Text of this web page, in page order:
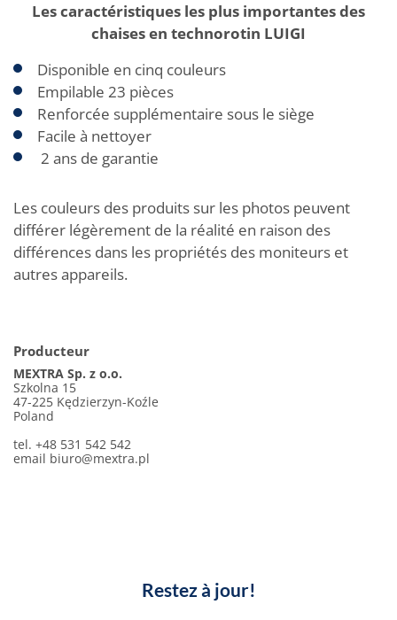
Les caractéristiques les plus importantes des
chaises en technorotin LUIGI
Disponible en cinq couleurs
Empilable 23 pièces
Renforcée supplémentaire sous le siège
Facile à nettoyer
2 ans de garantie
Les couleurs des produits sur les photos peuvent
différer légèrement de la réalité en raison des
différences dans les propriétés des moniteurs et
autres appareils.
Producteur
MEXTRA Sp. z o.o.
Szkolna 15
47-225 Kędzierzyn-Koźle
Poland
tel. +48 531 542 542
email biuro@mextra.pl
Restez à jour!